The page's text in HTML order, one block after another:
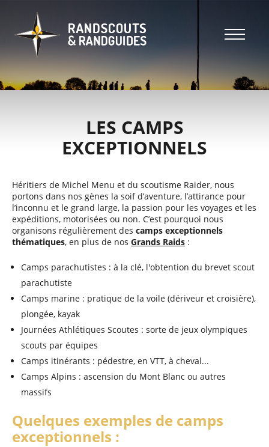
contenu
principal
Header
Main
navigation
Header
LES CAMPS
EXCEPTIONNELS
Héritiers de Michel Menu et du scoutisme Raider, nous
portons dans nos gènes la soif d’aventure, l’attirance pour
l’inconnu et le grand large, la passion pour les voyages et les
expéditions, motorisées ou non. C’est pourquoi nous
organisons régulièrement des camps exceptionnels
thématiques, en plus de nos Grands Raids :
Camps parachutistes : à la clé, l'obtention du brevet scout
parachutiste
Camps marine : pratique de la voile (dériveur et croisière),
plongée, kayak
Journées Athlétiques Scoutes : sorte de jeux olympiques
scouts par équipes
Camps itinérants : pédestre, en VTT, à cheval...
Camps Alpins : ascension du Mont Blanc ou autres
massifs
Quelques exemples de camps
exceptionnels :